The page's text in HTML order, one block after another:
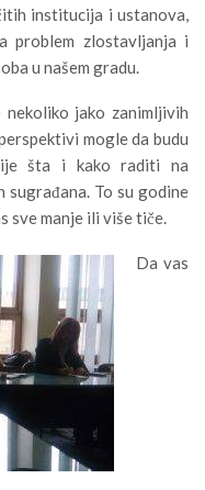
institucija i ustanova,
problem zlostavljanja i
u našem gradu.
jako zanimljivih
mogle da budu
šta i kako raditi na
To su godine
sve manje ili više tiče.
Da vas